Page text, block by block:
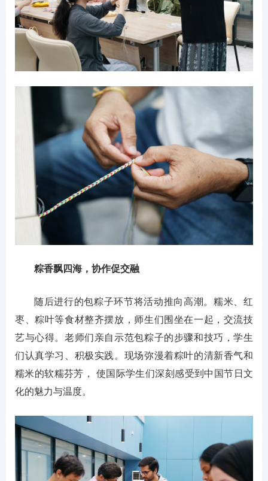
粽香飘四海，协作促交融
随后进行的包粽子环节将活动推向高潮。糯米、红
枣、粽叶等食材整齐摆放，师生们围坐在一起，交流技
艺与心得。老师们亲自示范包粽子的步骤和技巧，学生
们认真学习、积极实践。现场弥漫着粽叶的清新香气和
糯米的软糯芬芳， 使国际学生们深刻感受到中国节日文
化的魅力与温度。